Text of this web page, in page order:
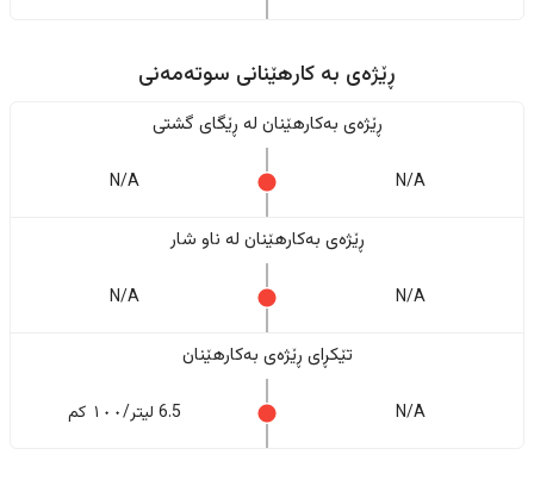
ڕێژەى به کارهێنانی سوتەمەنی
ڕێژەى بەکارهێنان له ڕێگای گشتی
N/A
N/A
ڕێژەى بەکارهێنان له ناو شار
N/A
N/A
تێکڕای ڕێژەى بەکارهێنان
N/A 6.5 لیتر/١٠٠ کم